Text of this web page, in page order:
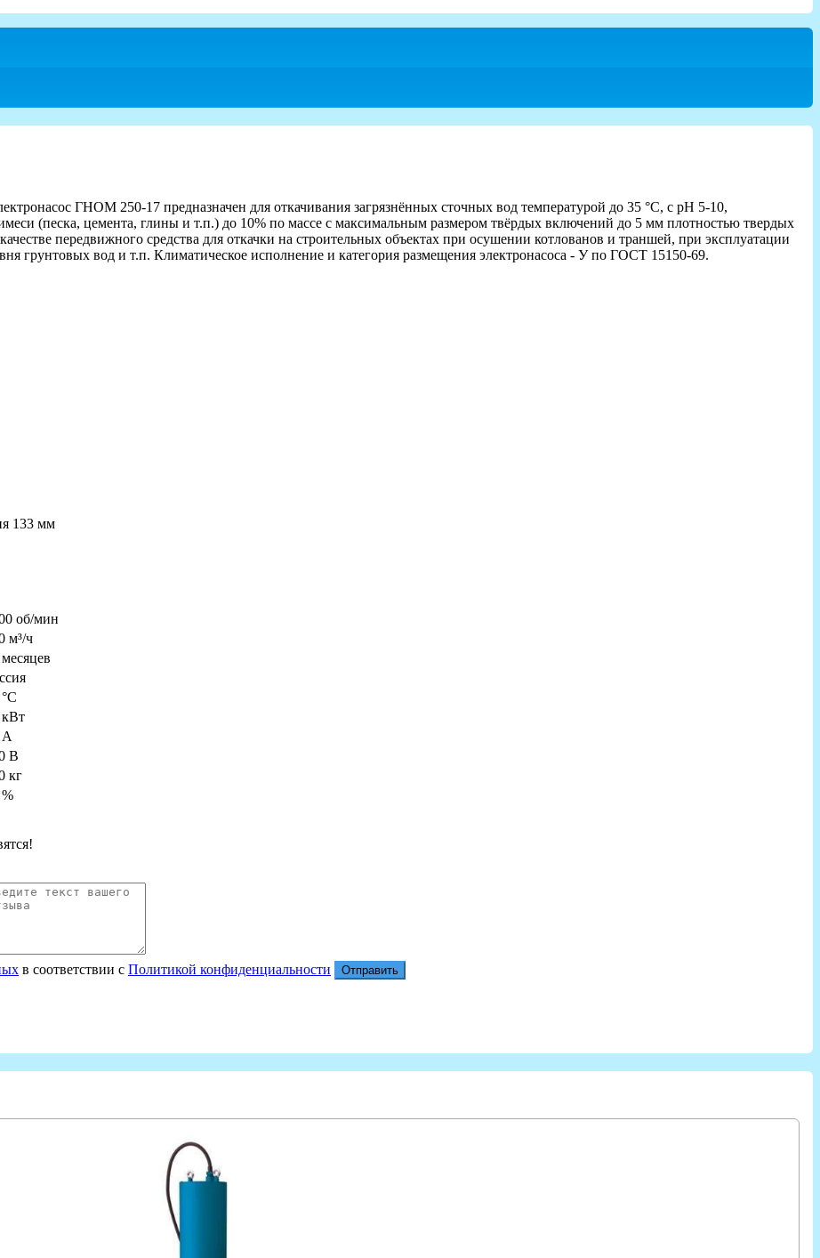
ГНОМ 250-17 предназначен для откачивания загрязнённых сточных вод температурой до 35 °С, с рН 5-10,
(песка, цемента, глины и т.п.) до 10% по массе с максимальным размером твёрдых включений до 5 мм плотностью твердых
передвижного средства для откачки на строительных объектах при осушении котлованов и траншей, при эксплуатации
грунтовых вод и т.п. Климатическое исполнение и категория размещения электронасоса - У по ГОСТ 15150-69.
133 мм
об/мин
м³/ч
кВт
А
В
кг
в соответствии с Политикой конфиденциальности Отправить